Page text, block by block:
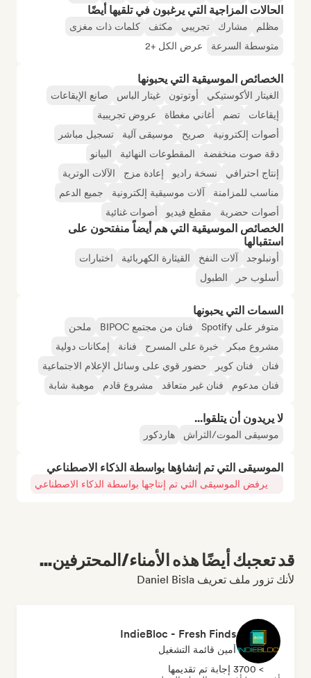
الحالات المزاجية التي يرغبون في تلقيها أيضًا
مظلم مشارك تجريبي مكثف
كلمات ذات مغزى
متوسطة السرعة
عرض الكل +2
الخصائص الموسيقية التي يحبونها
الغيتار الأكوستيكي أوتوتون غيتار الباس
صانع الإيقاعات
إيقاعات
تضم أغاني مغطاة
عروض تجريبية
أصوات إلكترونية
صريح موسيقى آلية
تسجيل مباشر
دقة صوت منخفضة
المقطوعات النهائية
البيانو
إنتاج احترافي
نسخة راديو إعادة مزج
الآلات الوترية
مناسب للمزامنة
آلات موسيقية إلكترونية
جميع الدعم
أصوات حضرية
مقطع فيديو أصوات غنائية
الخصائص الموسيقية التي هم أيضاً منفتحون على
استقبالها
أونبلوجد آلات النفخ القيثارة الكهربائية
اختبارات
أسلوب حر
الطبول
السمات التي يحبونها
متوفر على Spotify فنان من مجتمع BIPOC
ملحن
مشروع مبكر
خبرة على المسرح فنانة
إمكانات دولية
فنان
فنان كوير
حضور قوي على وسائل الإعلام الاجتماعية
فنان مدعوم
فنان غير متعاقد مشروع قادم موهبة شابة
لا يريدون أن يتلقوا...
موسيقى الموت/الثراش هاردكور
الموسيقى التي تم إنشاؤها بواسطة الذكاء الاصطناعي
يرفض الموسيقى التي تم إنتاجها بواسطة الذكاء الاصطناعي
قد تعجبك أيضًا هذه الأمناء/المحترفين...
لأنك تزور ملف تعريف Daniel Bisla
IndieBloc - Fresh Finds
أمين قائمة التشغيل
> 3700 إجابة تم تقديمها